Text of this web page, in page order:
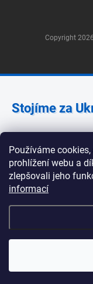
Používáme
prohlížení webu a
zlepšovali jeho
informací
Zlíchově 240/
zavřeno 📍
až pátek:
Copyright 2026
Stojíme za
Jak a čím